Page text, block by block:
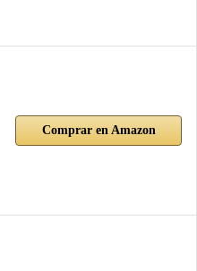
Comprar en Amazon